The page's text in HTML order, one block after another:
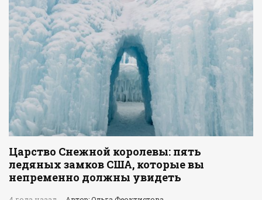
Царство Снежной королевы: пять
ледяных замков США, которые вы
непременно должны увидеть